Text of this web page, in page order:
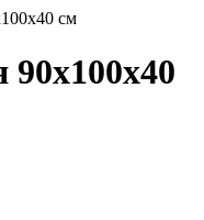
см
90х100х40